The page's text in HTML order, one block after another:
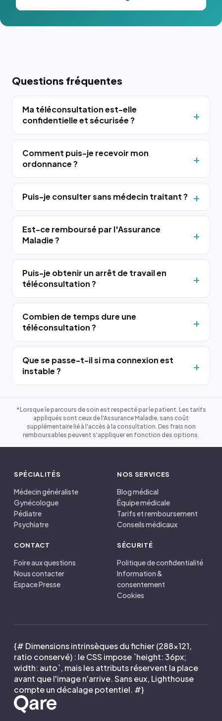
Questions fréquentes
Ma téléconsultation est-elle
confidentielle et sécurisée ?
Comment puis-je recevoir mon
ordonnance ?
Puis-je consulter sans médecin traitant ?
Est-ce remboursé par l'Assurance
Maladie ?
Puis-je obtenir un arrêt de travail en
téléconsultation ?
Combien de temps dure une
téléconsultation ?
Que se passe-t-il si ma connexion est
instable ?
*Lorsque le parcours de soin est respecté par le patient. Les tarifs
appliqués sont ceux de l'Assurance Maladie, sans coût
supplémentaire lié à l'accès à la consultation. Des frais non
remboursables peuvent s'appliquer en fonction des options.
SPÉCIALITÉS
Médecin généraliste
Gynécologue
Pédiatre
Psychiatre
NOS SERVICES
Blog médical
Équipe médicale
Tarifs et remboursement
Conseils médicaux
CONTACT
Foire aux questions
Nous contacter
Espace Presse
SÉCURITÉ
Politique de confidentialité
Information &
consentement
Cookies
{# Dimensions intrinsèques du fichier (288×121,
ratio conservé) : le CSS impose `height: 36px;
width: auto`, mais les attributs réservent la place
avant que l'image n'arrive. Sans eux, Lighthouse
compte un décalage potentiel. #}